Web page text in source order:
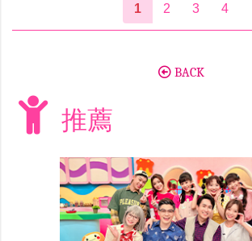
1 2 3 4
BACK
推薦